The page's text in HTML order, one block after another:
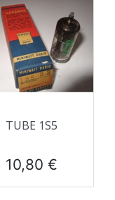
TUBE 1S5
Prix
10,80 €